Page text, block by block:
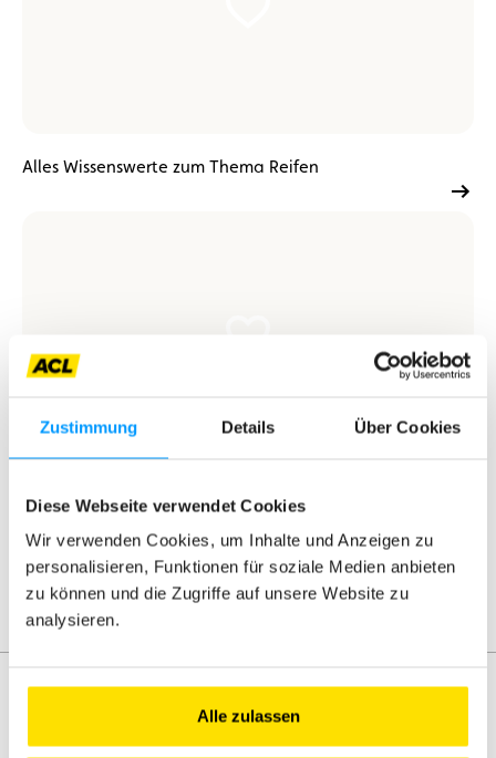
Zustimmung Details Über Cookies
Diese Webseite verwendet Cookies
Wir verwenden Cookies, um Inhalte und Anzeigen zu
personalisieren, Funktionen für soziale Medien anbieten
zu können und die Zugriffe auf unsere Website zu
analysieren.
Alle zulassen
Alles Wissenswerte zum Thema Reifen
Assistenz Mobilität